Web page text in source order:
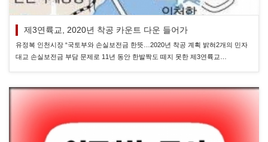
제3연륙교, 2020년 착공 카운트 다운 들어가
유정복 인천시장 “국토부와 손실보전금 한뜻…2020년 착공 계획 밝혀2개의 민자
대교 손실보전금 부담 문제로 11년 동안 한발짝도 떼지 못한 제3연륙교…